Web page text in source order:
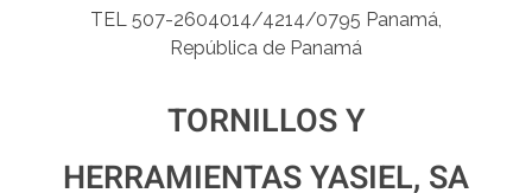
TEL 507-2604014/4214/0795 Panamá,
República de Panamá
TORNILLOS Y
HERRAMIENTAS YASIEL, SA